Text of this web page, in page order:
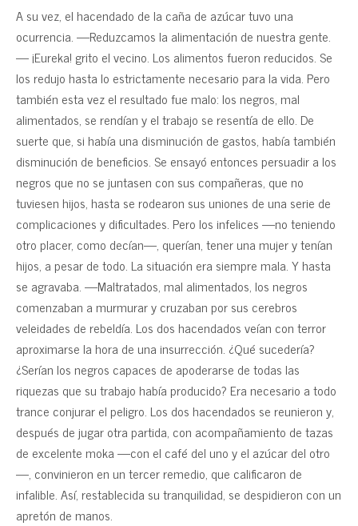
A su vez, el hacendado de la caña de azúcar tuvo una
ocurrencia. —Reduzcamos la alimentación de nuestra gente.
— ¡Eureka! grito el vecino. Los alimentos fueron reducidos. Se
los redujo hasta lo estrictamente necesario para la vida. Pero
también esta vez el resultado fue malo: los negros, mal
alimentados, se rendían y el trabajo se resentía de ello. De
suerte que, si había una disminución de gastos, había también
disminución de beneficios. Se ensayó entonces persuadir a los
negros que no se juntasen con sus compañeras, que no
tuviesen hijos, hasta se rodearon sus uniones de una serie de
complicaciones y dificultades. Pero los infelices —no teniendo
otro placer, como decían—, querían, tener una mujer y tenían
hijos, a pesar de todo. La situación era siempre mala. Y hasta
se agravaba. —Maltratados, mal alimentados, los negros
comenzaban a murmurar y cruzaban por sus cerebros
veleidades de rebeldía. Los dos hacendados veían con terror
aproximarse la hora de una insurrección. ¿Qué sucedería?
¿Serían los negros capaces de apoderarse de todas las
riquezas que su trabajo había producido? Era necesario a todo
trance conjurar el peligro. Los dos hacendados se reunieron y,
después de jugar otra partida, con acompañamiento de tazas
de excelente moka —con el café del uno y el azúcar del otro
—, convinieron en un tercer remedio, que calificaron de
infalible. Así, restablecida su tranquilidad, se despidieron con un
apretón de manos.